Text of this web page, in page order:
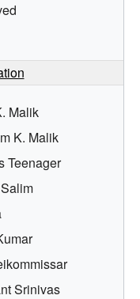
Malik
K. Malik
Teenager
Srinivas